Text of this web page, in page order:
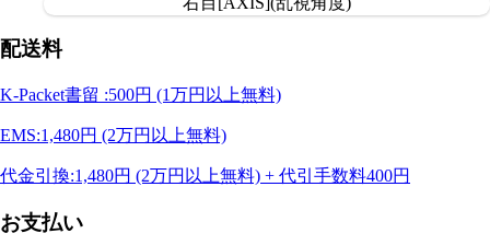
配送料
K-Packet書留 :500円 (1万円以上無料)
EMS:1,480円 (2万円以上無料)
代金引換:1,480円 (2万円以上無料) + 代引手数料400円
お支払い